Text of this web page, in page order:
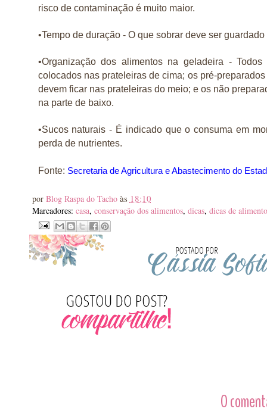
risco de contaminação é muito maior.
•Tempo de duração - O que sobrar deve ser
•Organização dos alimentos na geladeira -
colocados nas prateleiras de cima; os pré-
devem ficar nas prateleiras do meio; e os não
na parte de baixo.
•Sucos naturais - É indicado que o consuma em
perda de nutrientes.
Fonte: Secretaria de Agricultura e Abastecimento do
por Blog Raspa do Tacho às 18:10
Marcadores: casa, conservação dos alimentos, dicas, dicas de
0